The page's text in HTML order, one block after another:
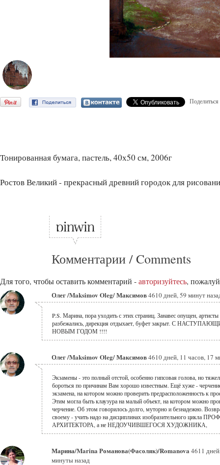
Поделиться
Тонированная бумага, пастель, 40х50 см, 2006г
Ростов Великий - прекрасный древний городок для
Комментарии / Comments
Для того, чтобы оставить комментарий - авторизуйтесь,
Олег /Maksimov Oleg/ Максимов4610 дней, 59 минут
P.S. Марина, пора уходить с этих страниц. Занавес опущен, артисты
разбежались, дирекция отдыхает, буфет закрыт. С
НОВЫМ ГОДОМ !!!!
Олег /Maksimov Oleg/ Максимов4610 дней, 11 часов, 17
Экзамены - это полный отстой, особенно гипсовая голова, но
бороться по причинам Вам хорошо известным. Ещё хуже -
экзамена, на котором можно проверить предрасположенность к
Этим могла быть клаузура на малый объект, на котором можно
черчение. Об этом говорилось долго, муторно и безнадежно.
своему - учить надо на дисциплинах изобразительного цикла
АРХИТЕКТОРА, а не НЕДОУЧИВШЕГОСЯ ХУДОЖНИКА,
Марина/Marina Романова(Фасоляк)/Romanova 4611
минуты назад